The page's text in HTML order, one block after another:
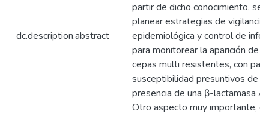
dc.description.abstract
partir de dicho conocimiento, se
planear estrategias de vigilancia
epidemiológica y control de
para monitorear la aparición de
cepas multi resistentes, con
susceptibilidad presuntivos de la
presencia de una β-lactamasa
Otro aspecto muy importante,